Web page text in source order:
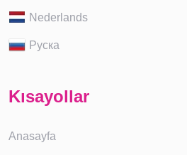
Nederlands
Руска
Kısayollar
Anasayfa